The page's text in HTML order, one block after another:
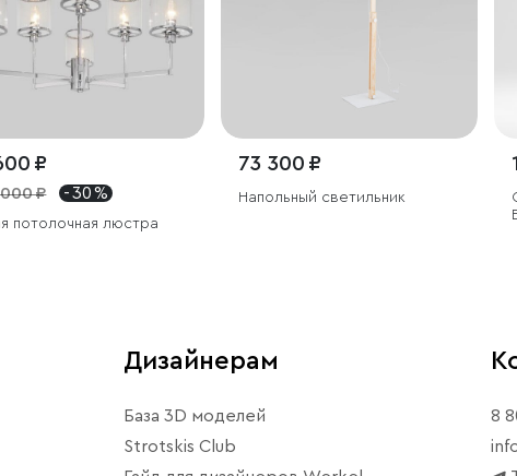
₽
₽ - 30 %
потолочная люстра
73 300 ₽
Напольный светильник
Дизайнерам
База 3D моделей
Strotskis Club
8